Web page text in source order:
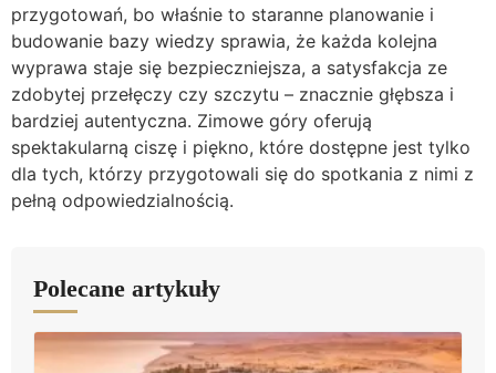
przygotowań, bo właśnie to staranne planowanie i
budowanie bazy wiedzy sprawia, że każda kolejna
wyprawa staje się bezpieczniejsza, a satysfakcja ze
zdobytej przełęczy czy szczytu – znacznie głębsza i
bardziej autentyczna. Zimowe góry oferują
spektakularną ciszę i piękno, które dostępne jest tylko
dla tych, którzy przygotowali się do spotkania z nimi z
pełną odpowiedzialnością.
Polecane artykuły